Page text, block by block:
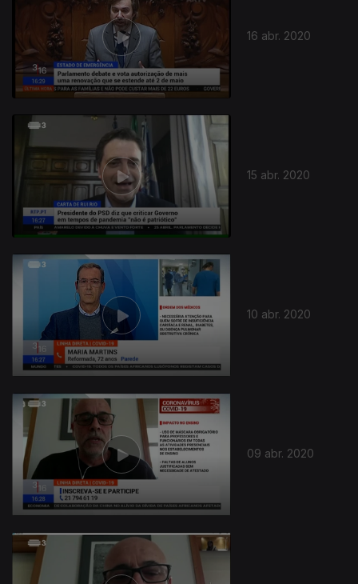
16 abr. 2020
15 abr. 2020
10 abr. 2020
09 abr. 2020